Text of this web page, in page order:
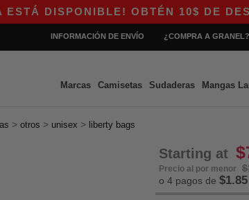
DISPONIBLE! OBTÉN 10$ DE
INFORMACIÓN DE ENVÍO ¿COMPRA A GRANEL?
Marcas Camisetas Sudaderas Mangas
> otros > unisex > liberty bags
Starting at
Precio al por menor
o 4 pagos de $1.85